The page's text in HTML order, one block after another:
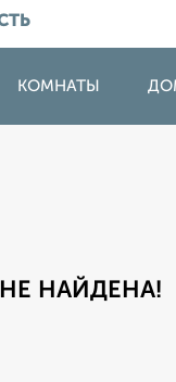
КОМНАТЫ
НАЙДЕНА!